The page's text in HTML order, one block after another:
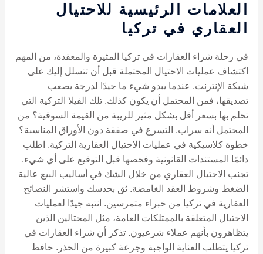
العلامات الرئيسية للاحتيال
العقاري في تركيا
في رحلة شراء العقارات في تركيا المثيرة والمعقدة، من المهم
اكتشاف عمليات الاحتيال المحتملة قبل أن تتسلل إليك على
شبكة الإنترنت. عندما يبدو شيء ما جيدًا لدرجة يصعب
تصديقها، فمن المحتمل أن يكون كذلك. تلك الفيلا التركية التي
تحلم بها بسعر أقل بشكل مثير للريبة من القيمة السوقية؟ من
المحتمل أنه سراب. التسرع في صفقة دون الأوراق المناسبة؟
خطوة كلاسيكية في عمليات الاحتيال العقارية التركية. اطلب
دائمًا المستندات القانونية وفحصها قبل التوقيع على أي شيء.
تجنب الاحتيال العقاري من خلال الشك في أساليب البيع عالية
الضغط وشروط العقد الغامضة. ثق بحدسك واستشر النصائح
العقارية في تركيا من خبراء متمرسين. انتبه جيدًا لعمليات
الاحتيال المتعلقة بالممتلكات العامة، مثل المحتالين الذين
يتظاهرون بأنهم عملاء شرعيون. تذكر أن شراء العقارات في
تركيا يتطلب العناية الواجبة وجرعة كبيرة من الحذر. حافظ